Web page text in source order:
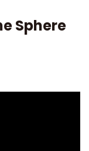
Sphere